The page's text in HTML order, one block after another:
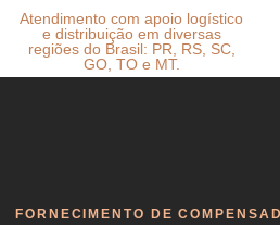
Atendimento com apoio logístico
e distribuição em diversas
regiões do Brasil: PR, RS, SC,
GO, TO e MT.
FORNECIMENTO DE